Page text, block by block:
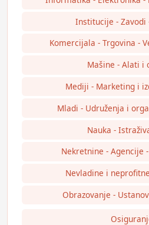
Institucije - Zavodi
Komercijala - Trgovina -
Mašine - Alati i
Mediji - Marketing i
Mladi - Udruženja i
Nauka -
Nekretnine - Agencije
Nevladine i
Obrazovanje -